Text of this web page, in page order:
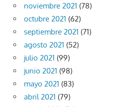
noviembre 2021 (78)
octubre 2021 (62)
septiembre 2021 (71)
agosto 2021 (52)
julio 2021 (99)
junio 2021 (98)
mayo 2021 (83)
abril 2021 (79)